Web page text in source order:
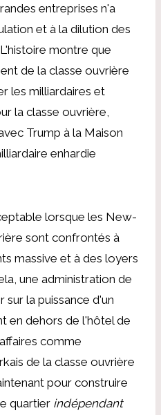
entreprises n'a
et à la dilution des
montre que
de la classe ouvrière
les milliardaires et
la classe ouvrière,
Trump à la Maison
enhardie
lorsque les New-
sont confrontés à
massive et à des loyers
une administration de
sur la puissance d'un
en dehors de l'hôtel de
comme
de la classe ouvrière
pour construire
quartier indépendant